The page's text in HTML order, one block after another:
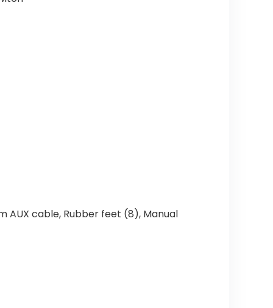
AUX cable, Rubber feet (8), Manual